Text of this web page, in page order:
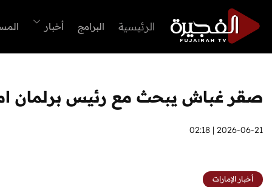
الرئيسية البرامج أخبار
صقر غباش يبحث مع رئيس برلمان
2026-06-21 | 02:18
أخبار الإمارات